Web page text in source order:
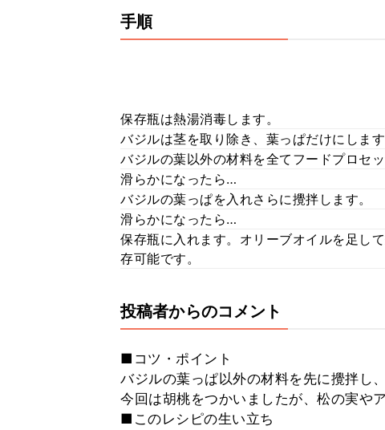
手順
保存瓶は熱湯消毒します。
バジルは茎を取り除き、葉っぱだけにしま
バジルの葉以外の材料を全てフードプロセ
滑らかになったら…
バジルの葉っぱを入れさらに攪拌します。
滑らかになったら…
保存瓶に入れます。オリーブオイルを足し
存可能です。
投稿者からのコメント
■コツ・ポイント
バジルの葉っぱ以外の材料を先に攪拌し
今回は胡桃をつかいましたが、松の実や
■このレシピの生い立ち